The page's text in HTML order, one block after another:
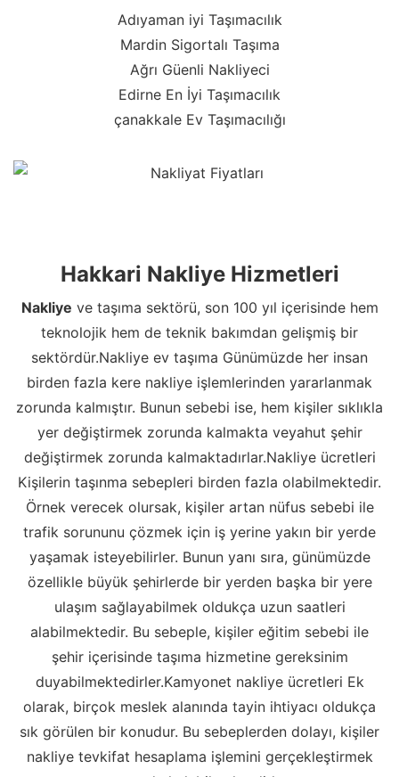
Adıyaman iyi Taşımacılık
Mardin Sigortalı Taşıma
Ağrı Güenli Nakliyeci
Edirne En İyi Taşımacılık
çanakkale Ev Taşımacılığı
Hakkari Nakliye Hizmetleri
Nakliye ve taşıma sektörü, son 100 yıl içerisinde hem
teknolojik hem de teknik bakımdan gelişmiş bir
sektördür.Nakliye ev taşıma Günümüzde her insan
birden fazla kere nakliye işlemlerinden yararlanmak
zorunda kalmıştır. Bunun sebebi ise, hem kişiler sıklıkla
yer değiştirmek zorunda kalmakta veyahut şehir
değiştirmek zorunda kalmaktadırlar.Nakliye ücretleri
Kişilerin taşınma sebepleri birden fazla olabilmektedir.
Örnek verecek olursak, kişiler artan nüfus sebebi ile
trafik sorununu çözmek için iş yerine yakın bir yerde
yaşamak isteyebilirler. Bunun yanı sıra, günümüzde
özellikle büyük şehirlerde bir yerden başka bir yere
ulaşım sağlayabilmek oldukça uzun saatleri
alabilmektedir. Bu sebeple, kişiler eğitim sebebi ile
şehir içerisinde taşıma hizmetine gereksinim
duyabilmektedirler.Kamyonet nakliye ücretleri Ek
olarak, birçok meslek alanında tayin ihtiyacı oldukça
sık görülen bir konudur. Bu sebeplerden dolayı, kişiler
nakliye tevkifat hesaplama işlemini gerçekleştirmek